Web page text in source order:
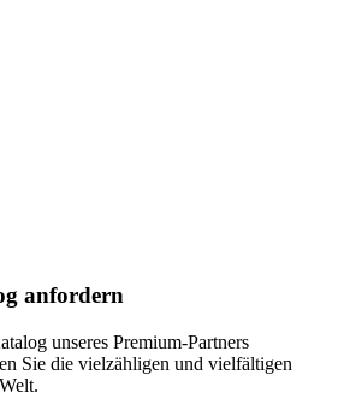
anfordern
unseres Premium-Partners
Sie die vielzähligen und vielfältigen